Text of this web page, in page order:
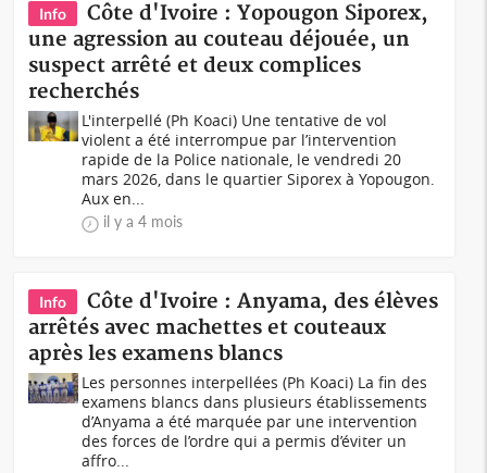
Info
Côte d'Ivoire : Yopougon Siporex,
une agression au couteau déjouée, un
suspect arrêté et deux complices
recherchés
L'interpellé (Ph Koaci) Une tentative de vol
violent a été interrompue par l’intervention
rapide de la Police nationale, le vendredi 20
mars 2026, dans le quartier Siporex à Yopougon.
Aux en...
il y a 4 mois
Info
Côte d'Ivoire : Anyama, des élèves
arrêtés avec machettes et couteaux
après les examens blancs
Les personnes interpellées (Ph Koaci) La fin des
examens blancs dans plusieurs établissements
d’Anyama a été marquée par une intervention
des forces de l’ordre qui a permis d’éviter un
affro...